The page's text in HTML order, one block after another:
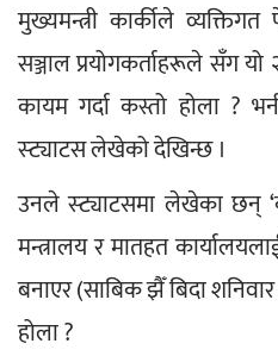
मुख्यमन्त्री कार्कीले
सञ्जाल प्रयोगकर्ताहरूले सँग यो
कायम गर्दा कस्तो होला ?
स्ट्याटस लेखेको देखिन्छ ।
उनले स्ट्याटसमा लेखेका छन्
मन्त्रालय र मातहत
बनाएर (साबिक झैँ बिदा शनिवार
होला ?